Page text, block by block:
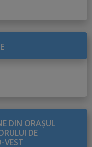
DIN ORAŞUL
DE
VEST